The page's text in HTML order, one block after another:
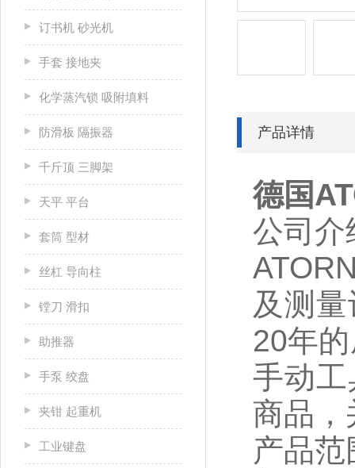
订书机 砂光机
手套 接地夹
化学蒸汽锁 吸附填料
防滑板 隔振器
千斤顶 三脚架
天平 平台
套筒 型材
丝杠 导向柱
镗刀 滑扣
助推器
手泵 绞盘
夹钳 起重机
工业键盘
产品详情
德国
公司介
及测
20年
手动
商品，
产品范